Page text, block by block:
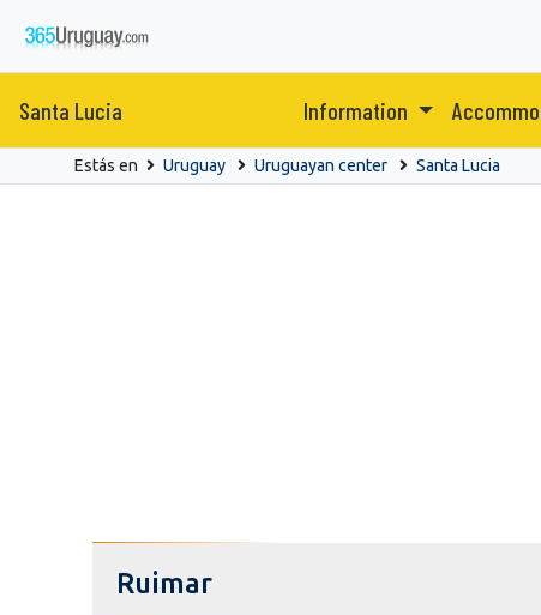
Santa Lucia Information
Estás en Uruguay Uruguayan center Santa Lucia
Ruimar